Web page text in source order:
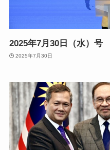
2025年7月30日（水）号
2025年7月30日